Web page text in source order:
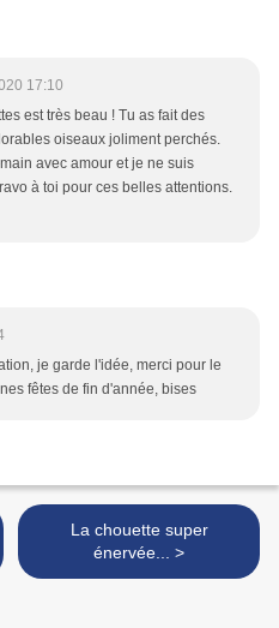
17:10
est très beau ! Tu as fait des
oiseaux joliment perchés.
avec amour et je ne suis
à toi pour ces belles attentions.
je garde l'idée, merci pour le
fêtes de fin d'année, bises
La chouette super
énervée... >